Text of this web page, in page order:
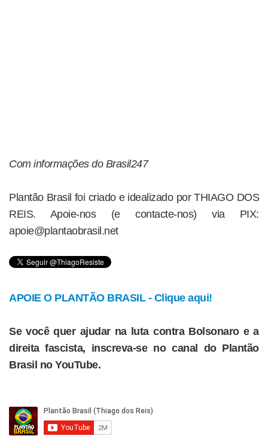
Com informações do Brasil247
Plantão Brasil foi criado e idealizado por THIAGO DOS
REIS. Apoie-nos (e contacte-nos) via PIX:
apoie@plantaobrasil.net
APOIE O PLANTÃO BRASIL - Clique aqui!
Se você quer ajudar na luta contra Bolsonaro e a
direita fascista, inscreva-se no canal do Plantão
Brasil no YouTube.